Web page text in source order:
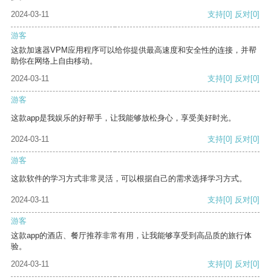
2024-03-11
支持[0] 反对[0]
游客
这款加速器VPM应用程序可以给你提供最高速度和安全性的连接，并帮
助你在网络上自由移动。
2024-03-11
支持[0] 反对[0]
游客
这款app是我娱乐的好帮手，让我能够放松身心，享受美好时光。
2024-03-11 支持[0] 反对[0]
游客
这款软件的学习方式非常灵活，可以根据自己的需求选择学习方式。
2024-03-11 支持[0] 反对[0]
游客
这款app的酒店、餐厅推荐非常有用，让我能够享受到高品质的旅行体
验。
2024-03-11
支持[0] 反对[0]